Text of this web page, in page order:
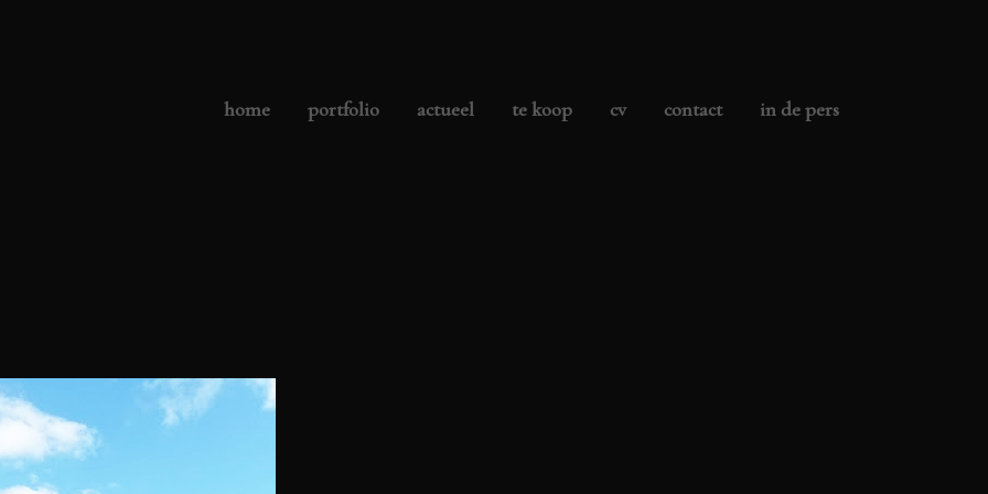
home portfolio actueel te koop cv contact in de pers